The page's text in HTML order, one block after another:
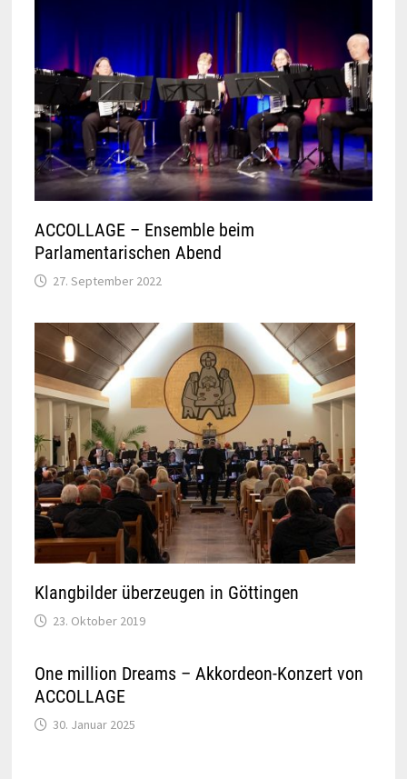
ACCOLLAGE – Ensemble beim
Parlamentarischen Abend
27. September 2022
Klangbilder überzeugen in Göttingen
23. Oktober 2019
One million Dreams – Akkordeon-Konzert von
ACCOLLAGE
30. Januar 2025